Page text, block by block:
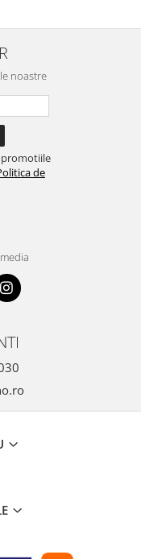
rugina dupa spalare.
ma va scapa de aceasta
in plus este tare
o ...
noastre
promotiile
de